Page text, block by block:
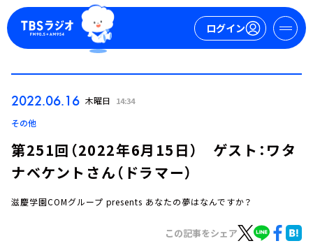
ログイン
2022.06.16 木曜日 14:34
その他
第251回（2022年6月15日） ゲスト：ワタ
ナベケントさん（ドラマー）
滋慶学園COMグループ presents あなたの夢はなんですか？
この記事をシェア